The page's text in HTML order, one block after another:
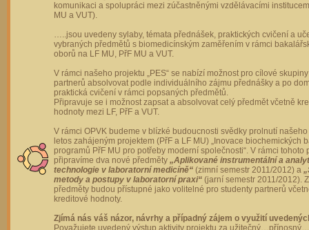
komunikaci a spolupráci mezi zúčastněnými vzdělávacími
MU a VUT).
…..jsou uvedeny sylaby, témata přednášek, praktických cvičení a
vybraných předmětů s biomedicínským zaměřením v rámci
oborů na LF MU, PřF MU a VUT.
V rámci našeho projektu „PES“ se nabízí možnost pro cílové
partnerů absolvovat podle individuálního zájmu přednášky a po
praktická cvičení v rámci popsaných předmětů.
Připravuje se i možnost zapsat a absolvovat celý předmět včetně
hodnoty mezi LF, PřF a VUT.
V rámci OPVK budeme v blízké budoucnosti svědky prolnutí
letos zahájeným projektem (PřF a LF MU) „Inovace biochemických
programů PřF MU pro potřeby moderní společnosti“. V rámci tohoto
připravíme dva nové předměty „Aplikované instrumentální a
technologie v laboratorní medicíně“ (zimní semestr 2011/2012) a
metody a postupy v laboratorní praxi“ (jarní semestr 2011/2012).
předměty budou přístupné jako volitelné pro studenty partnerů
kreditové hodnoty.
Zjímá nás váš názor, návrhy a případný zájem o využití
Považujete uvedený výstup aktivity projektu za